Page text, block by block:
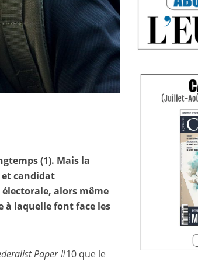
(1). Mais la
et candidat
électorale, alors même
à laquelle font face les
Paper#10 que le